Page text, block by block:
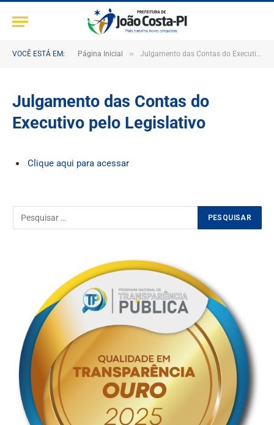
VOCÊ ESTÁ EM: Página Inicial » Julgamento das Contas do Executivo pelo Legislativo
Julgamento das Contas do
Executivo pelo Legislativo
Clique aqui para acessar